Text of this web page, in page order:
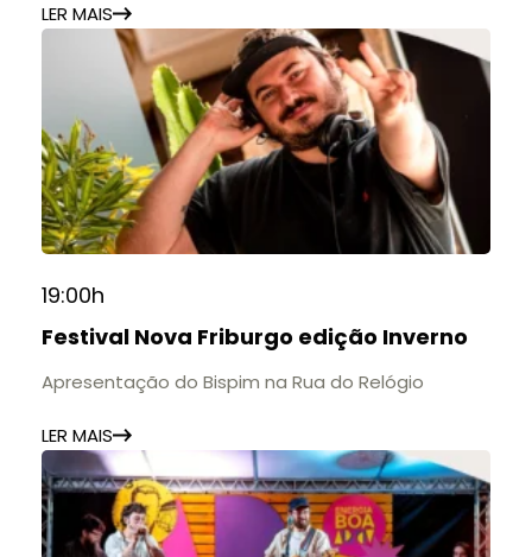
LER MAIS
19:00h
Festival Nova Friburgo edição Inverno
Apresentação do Bispim na Rua do Relógio
LER MAIS